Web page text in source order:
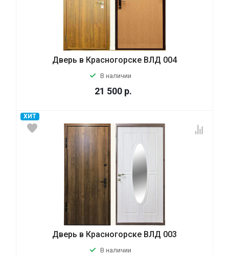
Дверь в Красногорске ВЛД 004
В наличии
21 500 р.
ХИТ
Дверь в Красногорске ВЛД 003
В наличии